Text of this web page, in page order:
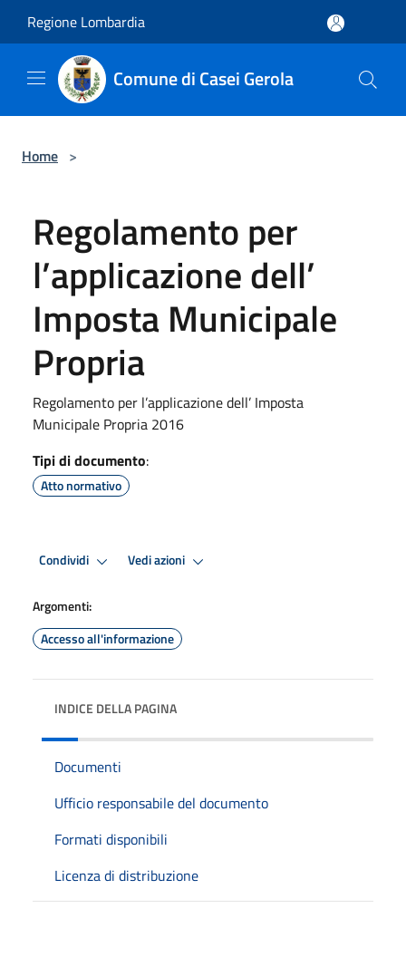
Regione Lombardia
Comune di Casei Gerola
Home >
Regolamento per
l’applicazione dell’
Imposta Municipale
Propria
Regolamento per l’applicazione dell’ Imposta
Municipale Propria 2016
Tipi di documento:
Atto normativo
Condividi Vedi azioni
Argomenti:
Accesso all'informazione
INDICE DELLA PAGINA
Documenti
Ufficio responsabile del documento
Formati disponibili
Licenza di distribuzione